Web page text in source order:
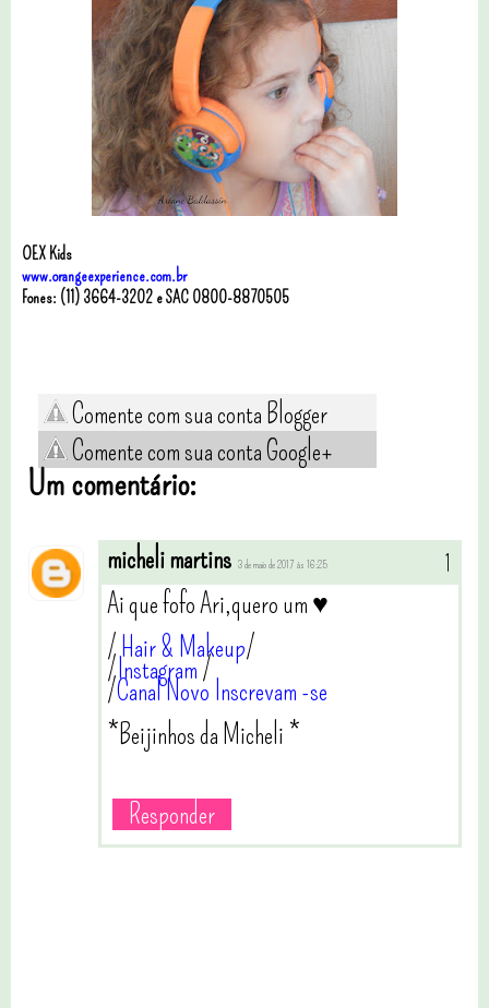
OEX Kids
www.orangeexperience.com.br
Fones: (11) 3664-3202 e SAC 0800-8870505
Comente com sua conta Blogger
Comente com sua conta Google+
Um comentário:
micheli martins 3 de maio de 2017 às 16:25
Ai que fofo Ari,quero um ♥
/Hair & Makeup/
/Instagram /
/Canal Novo Inscrevam -se
*Beijinhos da Micheli *
Responder